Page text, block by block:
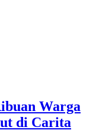
Warga
di Carita